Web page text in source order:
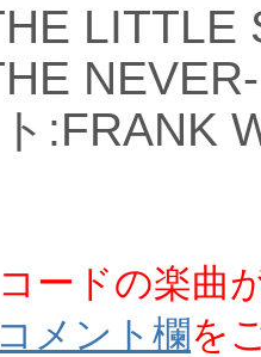
LITTLE
:FRANK
ードの楽曲
メント欄を